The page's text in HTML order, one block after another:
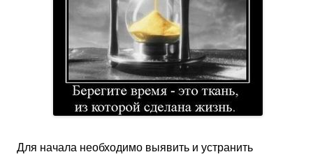
Для начала необходимо выявить и устранить